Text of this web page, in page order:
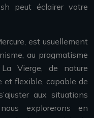
peut éclairer votre
est usuellement
au pragmatisme
Vierge, de nature
et flexible, capable de
aux situations
explorerons en